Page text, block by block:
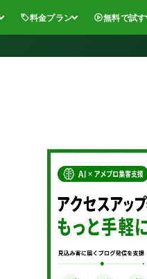
料金プラン 無料で試す